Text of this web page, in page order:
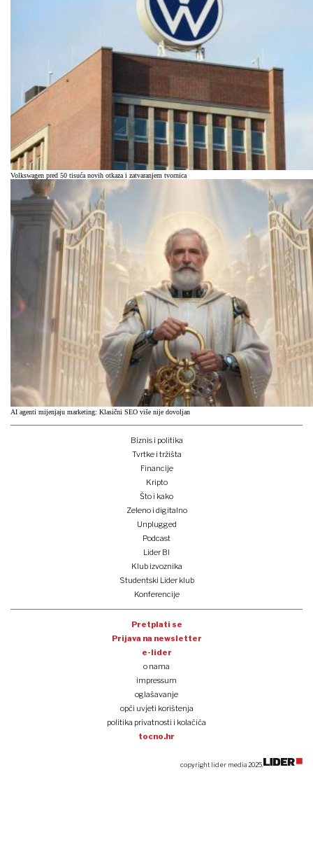
Volkswagen pred 50 tisuća novih otkaza i zatvaranjem tvornica
AI agenti mijenjaju marketing: Klasični SEO više nije dovoljan
Biznis i politika
Tvrtke i tržišta
Financije
Kripto
Što i kako
Zeleno i digitalno
Unplugged
Podcast
Lider BI
Klub izvoznika
Studentski Lider klub
Konferencije
Pretplati se
Prijava na newsletter
e-lider
o nama
impressum
oglašavanje
opći uvjeti korištenja
politika privatnosti i kolačića
tocno.hr
copyright lider media 2025.